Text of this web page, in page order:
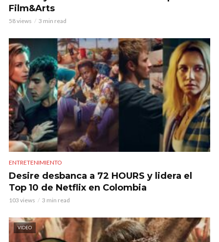
Film&Arts
58 views 3 min read
ENTRETENIMIENTO
Desire desbanca a 72 HOURS y lidera el
Top 10 de Netflix en Colombia
103 views 3 min read
VIDEO